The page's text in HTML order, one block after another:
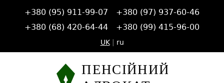
+380 (95) 911-99-07
+380 (97) 937-60-46
+380 (68) 420-64-44
+380 (99) 415-96-00
UK| ru